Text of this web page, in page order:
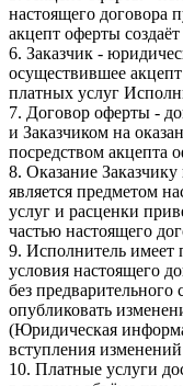
настоящего договора
акцепт оферты
6. Заказчик -
осуществившее
платных услуг
7. Договор оферты -
и Заказчиком на
посредством акцепта
8. Оказание
является предметом
услуг и расценки
частью настоящего
9. Исполнитель имеет
условия настоящего
без предварительного
опубликовать
(Юридическая
вступления изменений
10. Платные услуги